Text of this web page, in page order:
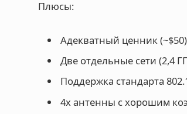
Плюсы:
Адекватный ценник
Две отдельные сети (2,4
Поддержка стандарта
4x антенны с хорошим